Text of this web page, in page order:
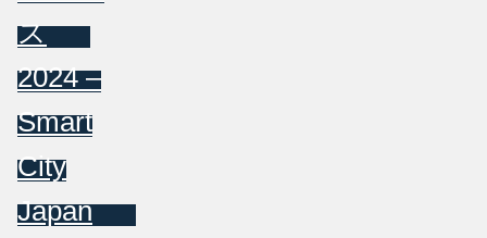
ス
2024 –
Smart
City
Japan